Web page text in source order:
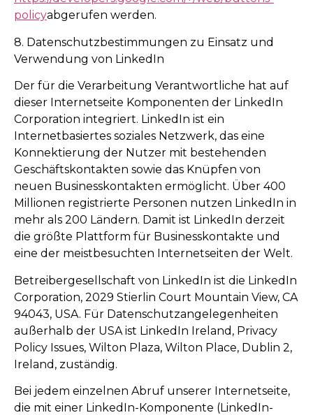
policyabgerufen werden.
8. Datenschutzbestimmungen zu Einsatz und
Verwendung von LinkedIn
Der für die Verarbeitung Verantwortliche hat auf
dieser Internetseite Komponenten der LinkedIn
Corporation integriert. LinkedIn ist ein
Internetbasiertes soziales Netzwerk, das eine
Konnektierung der Nutzer mit bestehenden
Geschäftskontakten sowie das Knüpfen von
neuen Businesskontakten ermöglicht. Über 400
Millionen registrierte Personen nutzen LinkedIn in
mehr als 200 Ländern. Damit ist LinkedIn derzeit
die größte Plattform für Businesskontakte und
eine der meistbesuchten Internetseiten der Welt.
Betreibergesellschaft von LinkedIn ist die LinkedIn
Corporation, 2029 Stierlin Court Mountain View, CA
94043, USA. Für Datenschutzangelegenheiten
außerhalb der USA ist LinkedIn Ireland, Privacy
Policy Issues, Wilton Plaza, Wilton Place, Dublin 2,
Ireland, zuständig.
Bei jedem einzelnen Abruf unserer Internetseite,
die mit einer LinkedIn-Komponente (LinkedIn-